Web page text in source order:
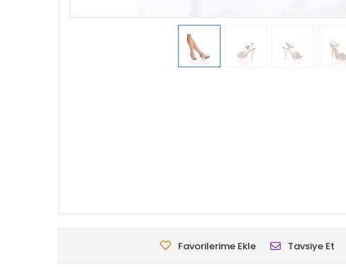
Favorilerime Ekle Tavsiye Et